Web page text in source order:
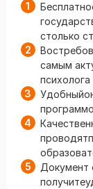
столько
самым
Документ